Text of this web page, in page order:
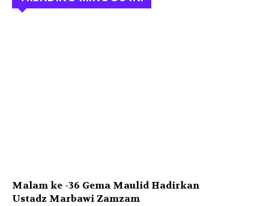
Malam ke -36 Gema Maulid Hadirkan
Ustadz Marbawi Zamzam